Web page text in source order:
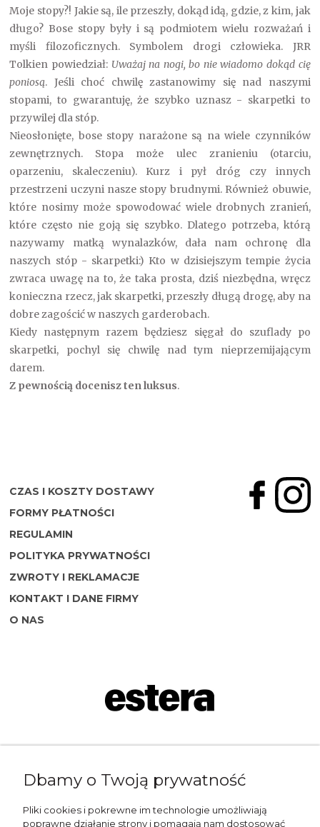
Moje stopy?! Jakie są, ile przeszły, dokąd idą, gdzie, z kim, jak
długo? Bose stopy były i są podmiotem wielu rozważań i
myśli filozoficznych. Symbolem drogi człowieka. JRR
Tolkien powiedział: Uważaj na nogi, bo nie wiadomo dokąd cię
poniosą. Jeśli choć chwilę zastanowimy się nad naszymi
stopami, to gwarantuję, że szybko uznasz - skarpetki to
przywilej dla stóp.
Nieosłonięte, bose stopy narażone są na wiele czynników
zewnętrznych. Stopa może ulec zranieniu (otarciu,
oparzeniu, skaleczeniu). Kurz i pył dróg czy innych
przestrzeni uczyni nasze stopy brudnymi. Również obuwie,
które nosimy może spowodować wiele drobnych zranień,
które często nie goją się szybko. Dlatego potrzeba, którą
nazywamy matką wynalazków, dała nam ochronę dla
naszych stóp - skarpetki:) Kto w dzisiejszym tempie życia
zwraca uwagę na to, że taka prosta, dziś niezbędna, wręcz
konieczna rzecz, jak skarpetki, przeszły długą drogę, aby na
dobre zagościć w naszych garderobach.
Kiedy następnym razem będziesz sięgał do szuflady po
skarpetki, pochyl się chwilę nad tym nieprzemijającym
darem.
Z pewnością docenisz ten luksus.
CZAS I KOSZTY DOSTAWY
FORMY PŁATNOŚCI
REGULAMIN
POLITYKA PRYWATNOŚCI
ZWROTY I REKLAMACJE
KONTAKT I DANE FIRMY
O NAS
shop@esterashop.com
Dbamy o Twoją prywatność
Pliki cookies i pokrewne im technologie umożliwiają
poprawne działanie strony i pomagają nam dostosować